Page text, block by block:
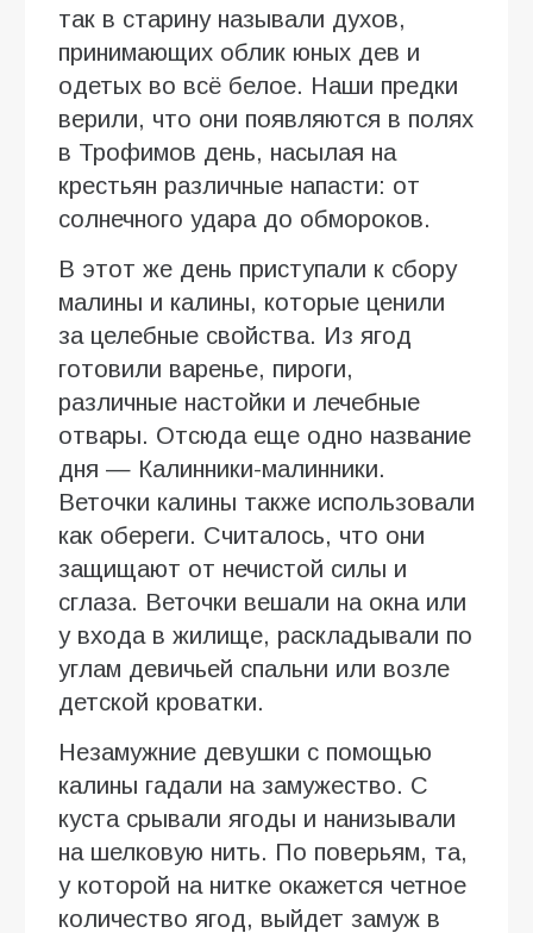
так в старину называли духов,
принимающих облик юных дев и
одетых во всё белое. Наши предки
верили, что они появляются в полях
в Трофимов день, насылая на
крестьян различные напасти: от
солнечного удара до обмороков.
В этот же день приступали к сбору
малины и калины, которые ценили
за целебные свойства. Из ягод
готовили варенье, пироги,
различные настойки и лечебные
отвары. Отсюда еще одно название
дня — Калинники-малинники.
Веточки калины также использовали
как обереги. Считалось, что они
защищают от нечистой силы и
сглаза. Веточки вешали на окна или
у входа в жилище, раскладывали по
углам девичьей спальни или возле
детской кроватки.
Незамужние девушки с помощью
калины гадали на замужество. С
куста срывали ягоды и нанизывали
на шелковую нить. По поверьям, та,
у которой на нитке окажется четное
количество ягод, выйдет замуж в